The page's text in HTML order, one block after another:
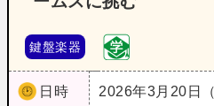
鍵盤楽器
日時
2026年3月20日（